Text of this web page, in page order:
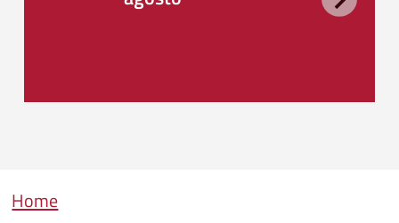
Briciole di pane
Home